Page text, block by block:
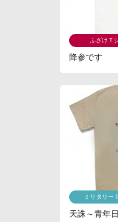
ふざけＴ
降参です
ミリタリー
天誅～青年